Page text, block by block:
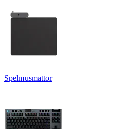
Spelmusmattor